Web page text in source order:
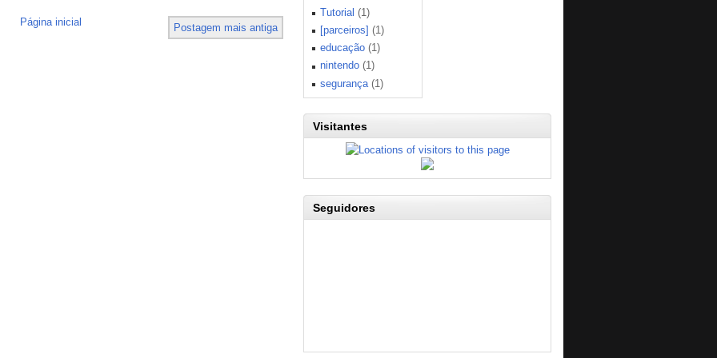
Postagem mais antiga
Página inicial
Tutorial (1)
[parceiros] (1)
educação (1)
nintendo (1)
segurança (1)
Visitantes
Seguidores